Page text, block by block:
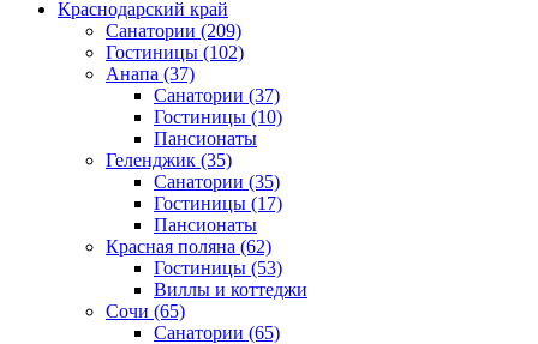
Краснодарский край
Санатории (209)
Гостиницы (102)
Анапа (37)
Санатории (37)
Гостиницы (10)
Пансионаты
Геленджик (35)
Санатории (35)
Гостиницы (17)
Пансионаты
Красная поляна (62)
Гостиницы (53)
Виллы и коттеджи
Сочи (65)
Санатории (65)